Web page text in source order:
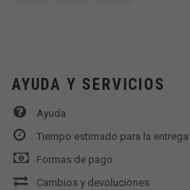
AYUDA Y SERVICIOS
Ayuda
Tiempo estimado para la entrega
Formas de pago
Cambios y devoluciones